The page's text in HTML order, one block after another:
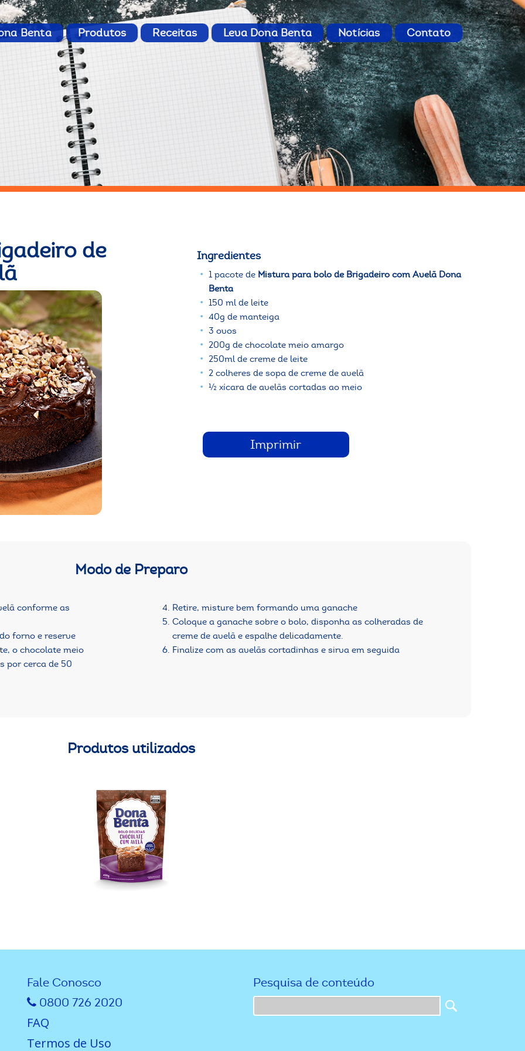
Benta Produtos Receitas Leva Dona Benta Notícias Contato
de
Ingredientes
1 pacote de Mistura para bolo de Brigadeiro com Avelã Dona
Benta
150 ml de leite
40g de manteiga
3 ovos
200g de chocolate meio amargo
250ml de creme de leite
2 colheres de sopa de creme de avelã
½ xícara de avelãs cortadas ao meio
Imprimir
Modo de Preparo
conforme as
forno e reserve
o chocolate meio
por cerca de 50
Retire, misture bem formando uma ganache
Coloque a ganache sobre o bolo, disponha as colheradas de
creme de avelã e espalhe delicadamente.
Finalize com as avelãs cortadinhas e sirva em seguida
Produtos utilizados
Fale Conosco
0800 726 2020
FAQ
Termos de Uso
Pesquisa de conteúdo